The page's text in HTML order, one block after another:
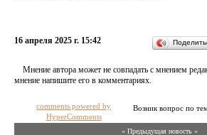
16 апреля 2025 г. 15:42
Мнение автора может не совпадать с мнением
мнение напишите его в комментариях.
Возник вопрос по
comments powered by
HyperComments
« Предыдущая новость «